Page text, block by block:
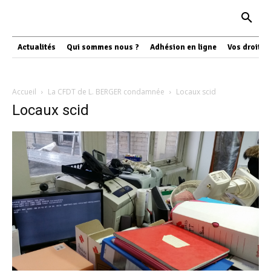
Actualités Qui sommes nous ? Adhésion en ligne Vos droits
Accueil La CFDT de L. BERGER condamnée Locaux scid
Locaux scid